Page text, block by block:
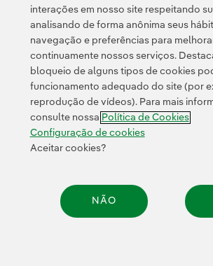
Contato Clientes Política de Privacidade
Transparência no uso da IA Política de cookies
Acessibilidade
interações em nosso site respeitando
analisando de forma anônima seus
navegação e preferências para
continuamente nossos serviços.
bloqueio de alguns tipos de cookies
funcionamento adequado do site (por
reprodução de vídeos). Para mais
consulte nossa Política de Cookies
Configuração de cookies
Aceitar cookies?
NÃO